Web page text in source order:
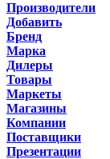
Производители
Добавить
Бренд
Марка
Дилеры
Товары
Маркеты
Магазины
Компании
Поставщики
Презентации